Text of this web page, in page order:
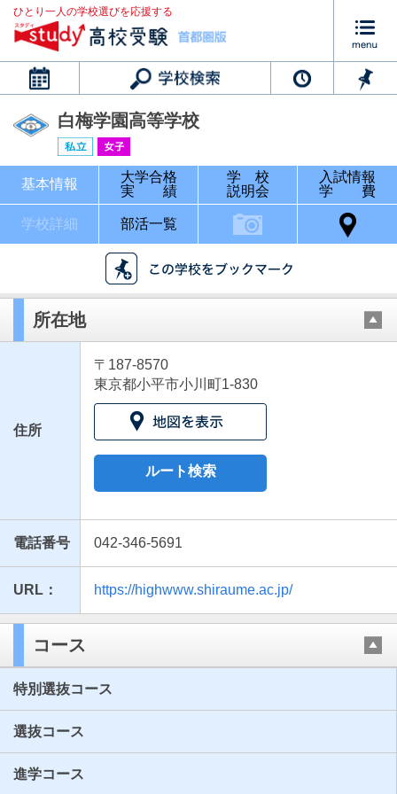
ひとり一人の学校選びを応援する
カレンダー
ブックマークした学校
白梅学園高等学校
基本情報
大学合格
実 績
学 校
説明会
入試情報
学 費
学校詳細 部活一覧
所在地
住所
〒187-8570
東京都小平市小川町1-830
ルート検索
電話番号 042-346-5691
URL： https://highwww.shiraume.ac.jp/
コース
特別選抜コース
選抜コース
進学コース